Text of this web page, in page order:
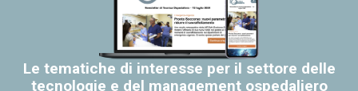
Le tematiche di interesse per il settore delle
tecnologie e del management ospedaliero